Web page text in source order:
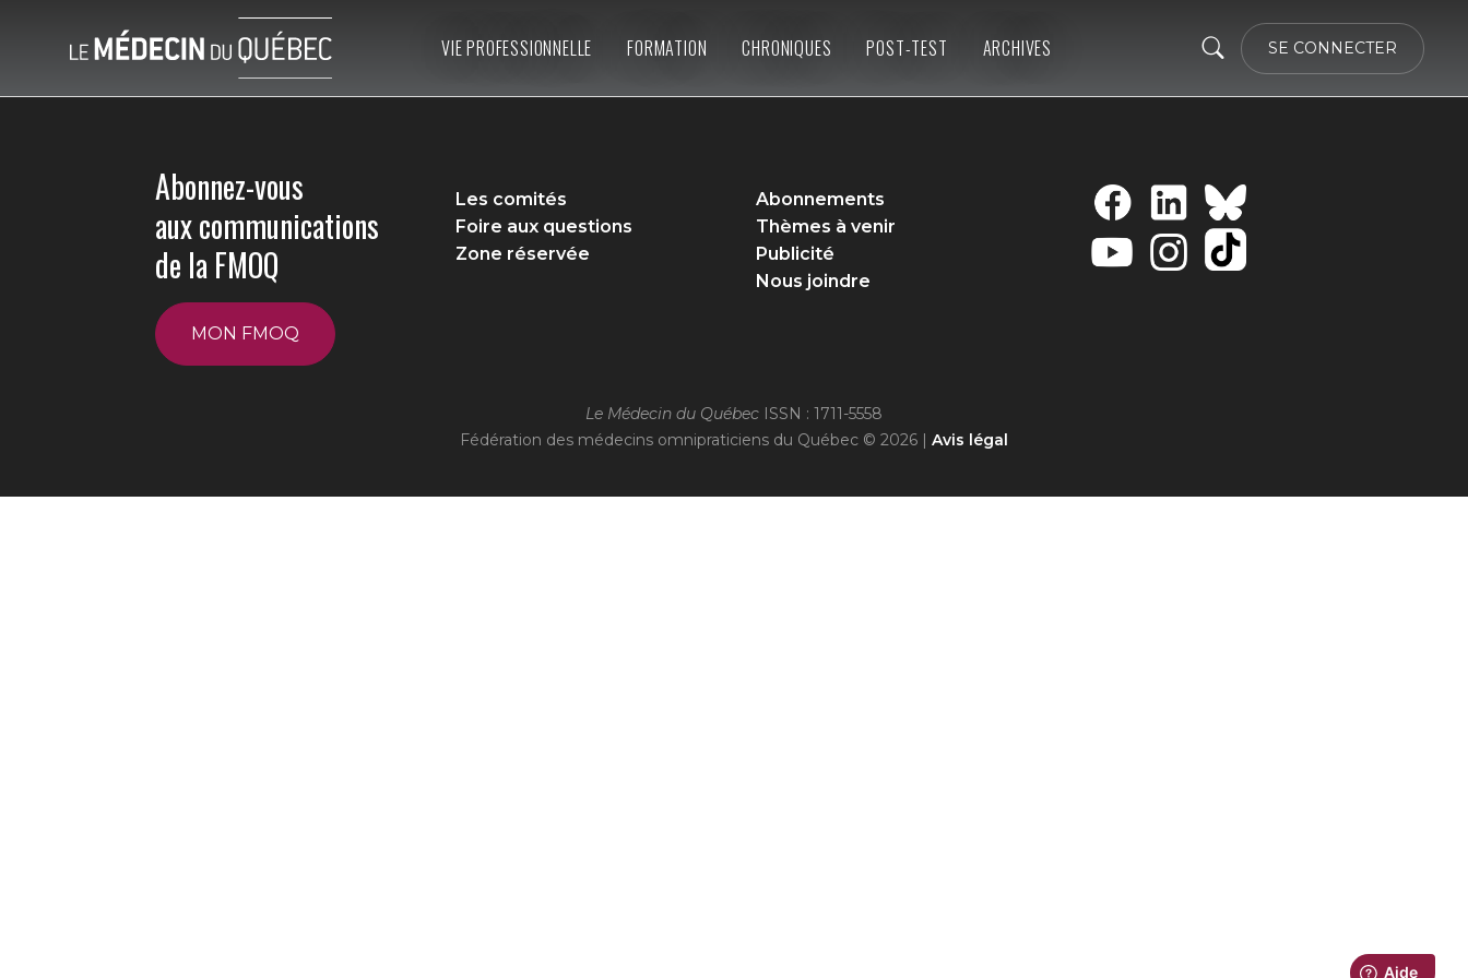
SE CONNECTER
VIE PROFESSIONNELLE FORMATION CHRONIQUES POST-TEST ARCHIVES
Abonnez-vous
aux communications
de la FMOQ
MON FMOQ
Les comités
Foire aux questions
Zone réservée
Abonnements
Thèmes à venir
Publicité
Nous joindre
Le Médecin du Québec ISSN : 1711-5558
Fédération des médecins omnipraticiens du Québec © 2026 | Avis légal